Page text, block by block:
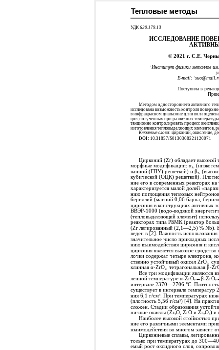
Тепловые методы
УДК620.179.13
ИССЛЕДОВАНИЕ
© 2021 г. С.Е.
1Институт физики металлов
E-mail: *
Поступила в
Методом одностороннего активного
исследована возможность контроля
в инфракрасном диапазоне длин волн
цов, полученных при различных
танционно контролировать процесс
изготовления тепловыделяющих элементов,
Ключевые слова: цирконий, окисление,
DOI: 10.31857/S0130308221120071
Цирконий (Zr) обладает высокой
морфные модификации: αZr
ванной (ГПУ) решеткой) и βZr
кубической (ОЦК) решеткой).
ние его в современных реакторах
характеризуется малой долей
нию поглощения тепловых
бериллий (магний 0,06 барна,
циркония в конструкциях активных
ВВЭР-1000 (водо-водяной
(тепловыделяющий элемент)
реакторах типа РБМК (реактор
(Zr легированный (2,1—2,5) % Nb).
веден в [2]. Важность
значительное число прикладных
нию взаимодействия циркония и
циркония является высокое
лочки содержат четыре электрона,
ственно устойчивый окисел ZrO2,
клинная α-ZrO2, тетрагональная β-
Все три модификации являются
ленной температуре α-ZrO2↔β-ZrO2
интервале 2370—2706 °C.
существует в интервале
ния 6,1 г/см3. При температурах
(плотность 5,56 г/см3) [4]. На
сложен. Стадии образования
низшие окислы (Zr2O, ZrO и Zr2O3) и
Наиболее высокой стойкостью
ние его различными элементами
взаимодействия во многом зависит
Циркониевые сплавы,
только при температурах до
емый рост оксидного слоя,